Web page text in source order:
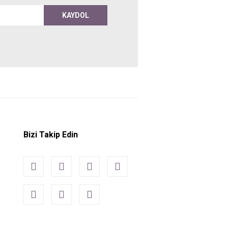
KAYDOL
Bizi Takip Edin